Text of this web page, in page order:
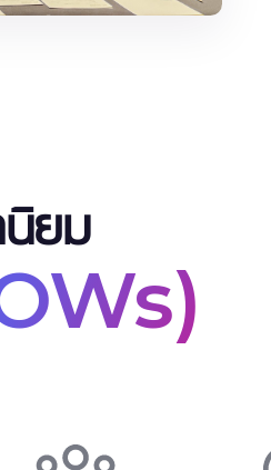
ยม